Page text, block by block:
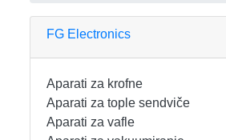
APARATI ZA KROFNE
FG HAUS
FG Electronics
Aparati za krofne
Aparati za tople sendviče
Aparati za vafle